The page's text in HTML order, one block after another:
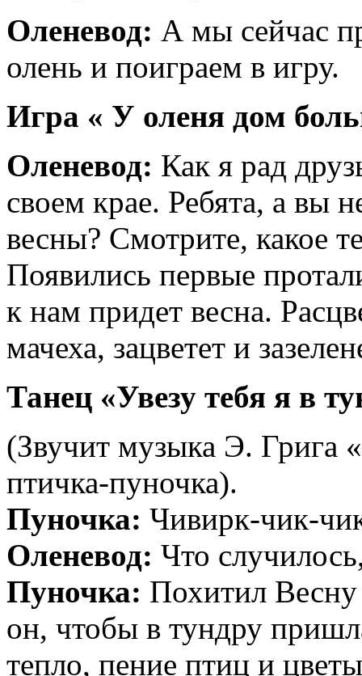
Оленевод: А мы сейчас
олень и поиграем в игру.
Игра « У оленя дом
Оленевод: Как я рад
своем крае. Ребята, а вы
весны? Смотрите, какое
Появились первые
к нам придет весна.
мачеха, зацветет и
Танец «Увезу тебя я в
(Звучит музыка Э. Грига
птичка-пуночка).
Пуночка: Чивирк-чик-
Оленевод: Что
Пуночка: Похитил
он, чтобы в тундру
тепло, пение птиц и